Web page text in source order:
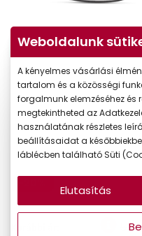
Weboldalunk
A kényelmes vásárlási
tartalom és a közösségi
forgalmunk elemzéséhez és
megtekintheted az
használatának részletes
beállításaidat a
láblécben található Süti
Elutasítás